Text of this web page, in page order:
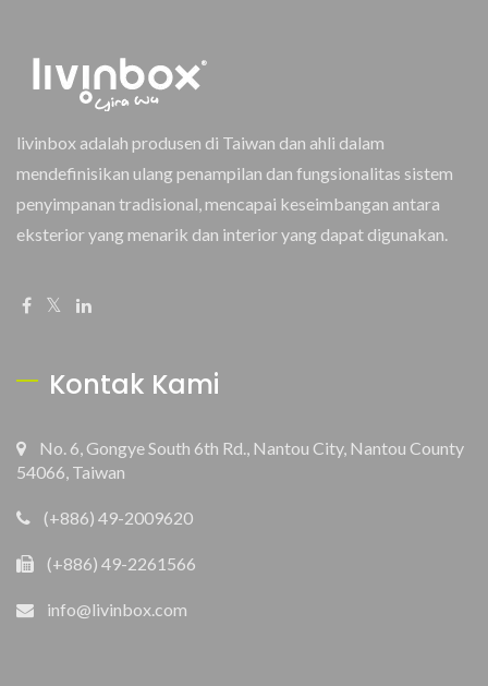
livinbox adalah produsen di Taiwan dan ahli dalam
mendefinisikan ulang penampilan dan fungsionalitas sistem
penyimpanan tradisional, mencapai keseimbangan antara
eksterior yang menarik dan interior yang dapat digunakan.
Kontak Kami
No. 6, Gongye South 6th Rd., Nantou City, Nantou County
54066, Taiwan
(+886) 49-2009620
(+886) 49-2261566
info@livinbox.com